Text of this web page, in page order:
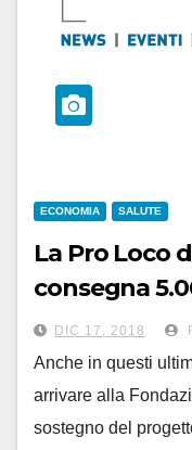
ECONOMIA SALUTE
La Pro Loco
consegna
Uspidalet
cuoricino”
DIC 17, 2018
Anche in questi
arrivare alla
sostegno del